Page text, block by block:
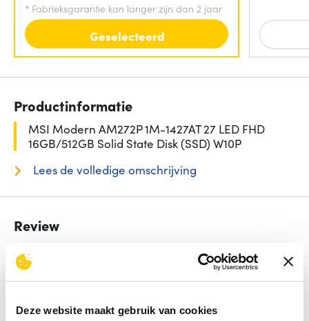
Deze website maakt gebruik van cookies
* Fabrieksgarantie kan langer zijn dan 2 jaar
Geselecteerd
Productinformatie
MSI Modern AM272P 1M-1427AT 27 LED FHD
16GB/512GB Solid State Disk (SSD) W10P
Lees de volledige omschrijving
Review
Beoordelingen binnenkort beschikbaar
review.